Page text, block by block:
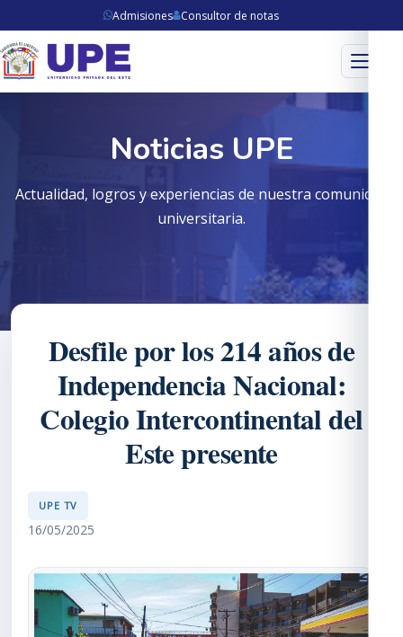
Admisiones Consultor de notas
Menú
Noticias UPE
Actualidad, logros y experiencias de nuestra comunidad
universitaria.
Desfile por los 214 años de
Independencia Nacional:
Colegio Intercontinental del
Este presente
UPE TV
16/05/2025